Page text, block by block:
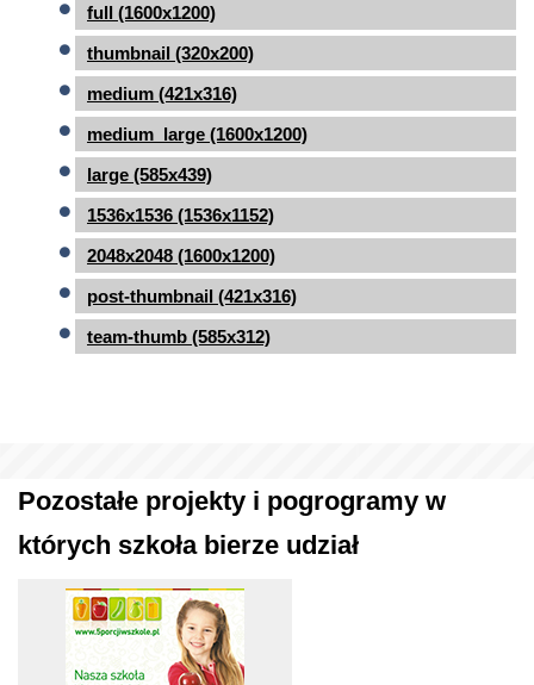
full (1600x1200)
thumbnail (320x200)
medium (421x316)
medium_large (1600x1200)
large (585x439)
1536x1536 (1536x1152)
2048x2048 (1600x1200)
post-thumbnail (421x316)
team-thumb (585x312)
Pozostałe projekty i pogrogramy w
których szkoła bierze udział